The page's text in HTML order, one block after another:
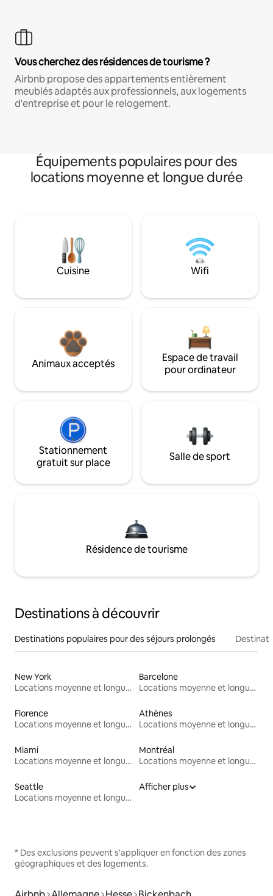
Vous cherchez des résidences de tourisme ?
Airbnb propose des appartements entièrement
meublés adaptés aux professionnels, aux logements
d'entreprise et pour le relogement.
Équipements populaires pour des
locations moyenne et longue durée
Cuisine Wifi
Animaux acceptés
Espace de travail
pour ordinateur
Stationnement
gratuit sur place
Salle de sport
Résidence de tourisme
Destinations à découvrir
Destinations populaires pour des séjours prolongés
New York
Locations moyenne et longue durée
Barcelone
Locations moyenne et longue durée
Florence
Locations moyenne et longue durée
Athènes
Locations moyenne et longue durée
Miami
Locations moyenne et longue durée
Montréal
Locations moyenne et longue durée
Seattle
Locations moyenne et longue durée
Afficher plus
* Des exclusions peuvent s'appliquer en fonction des zones
géographiques et des logements.